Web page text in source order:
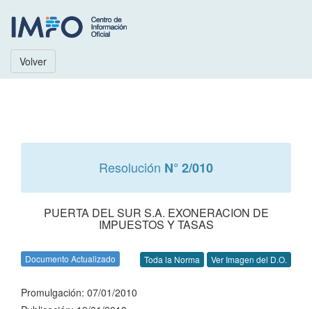
Volver
Resolución N° 2/010
PUERTA DEL SUR S.A. EXONERACION DE
IMPUESTOS Y TASAS
Documento Actualizado Toda la Norma Ver Imagen del D.O.
Promulgación: 07/01/2010